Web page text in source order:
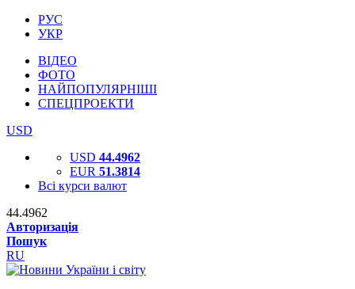
РУС
УКР
ВІДЕО
ФОТО
НАЙПОПУЛЯРНІШІ
СПЕЦПРОЕКТИ
USD
USD 44.4962
EUR 51.3814
Всі курси валют
44.4962
Авторизація
Пошук
RU